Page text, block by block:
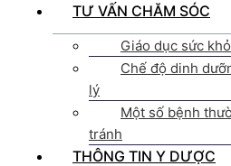
TƯ VẤN CHĂM SÓC
Giáo dục sức
Chế độ dinh
lý
Một số bệnh
tránh
THÔNG TIN Y DƯỢC